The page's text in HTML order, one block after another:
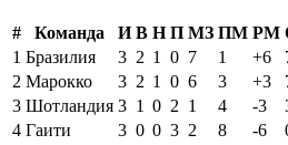
# Команда И В Н П МЗ ПМ РМ
1 Бразилия 3 2 1 0 7 1 +6
2 Марокко 3 2 1 0 6 3 +3
3 Шотландия 3 1 0 2 1 4 -3
4 Гаити 3 0 0 3 2 8 -6